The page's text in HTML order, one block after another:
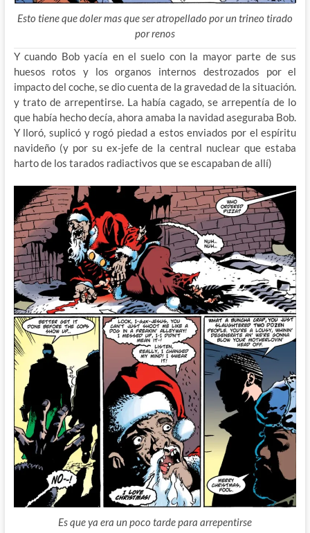
Esto tiene que doler mas que ser atropellado por un trineo tirado
por renos
Y cuando Bob yacía en el suelo con la mayor parte de sus
huesos rotos y los organos internos destrozados por el
impacto del coche, se dio cuenta de la gravedad de la situación.
y trato de arrepentirse. La había cagado, se arrepentía de lo
que había hecho decía, ahora amaba la navidad aseguraba Bob.
Y lloró, suplicó y rogó piedad a estos enviados por el espíritu
navideño (y por su ex-jefe de la central nuclear que estaba
harto de los tarados radiactivos que se escapaban de allí)
Es que ya era un poco tarde para arrepentirse